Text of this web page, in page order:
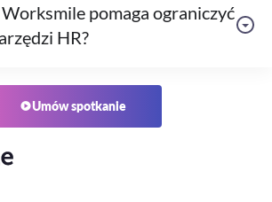
pomaga ograniczyć
HR?
Umów spotkanie